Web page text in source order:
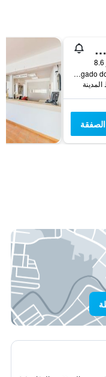
ناو مورجادو جولف آند كانتري كلوب
Morgado do Reguengo Resort, بورتيماو, منطقة فارو, البرتغال